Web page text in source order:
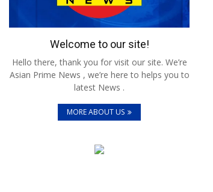
Welcome to our site!
Hello there, thank you for visit our site. We’re
Asian Prime News , we’re here to helps you to
latest News .
MORE ABOUT US